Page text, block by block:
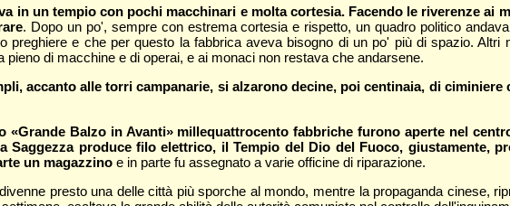
in un tempio con pochi macchinari e molta cortesia. Facendo le riverenze ai
. Dopo un po', sempre con estrema cortesia e rispetto, un quadro politico
e che per questo la fabbrica aveva bisogno di un po' più di spazio. Altri
di macchine e di operai, e ai monaci non restava che andarsene.
accanto alle torri campanarie, si alzarono decine, poi centinaia, di
Balzo in Avanti» millequattrocento fabbrichefurono aperte nel
produce filo elettrico, il Tempio del Dio del Fuoco, giustamente,
un magazzino e in parte fu assegnato a varie officine di riparazione.
presto una delle città più sporche al mondo, mentre la propaganda cinese,